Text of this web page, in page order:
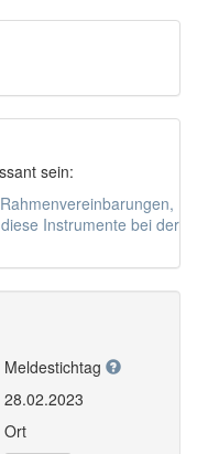
sein:
Instrumente bei der
Meldestichtag
28.02.2023
Ort